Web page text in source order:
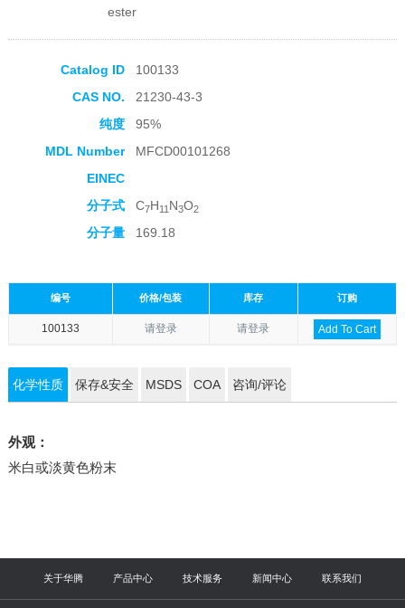
ester
Catalog ID
100133
CAS NO.
21230-43-3
纯度
95%
MDL Number
MFCD00101268
EINEC
分子式
C7H11 N3O2
分子量 169.18
编号 价格/包装 库存 订购
100133 请登录 请登录 Add To Cart
化学性质 保存&安全 MSDS COA 咨询/评论
外观：
米白或淡黄色粉末
关于华腾 产品中心 技术服务 新闻中心 联系我们